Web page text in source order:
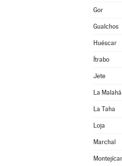
Gor
Gualchos
Huéscar
Ítrabo
Jete
La Malahá
La Taha
Loja
Marchal
Montejícar